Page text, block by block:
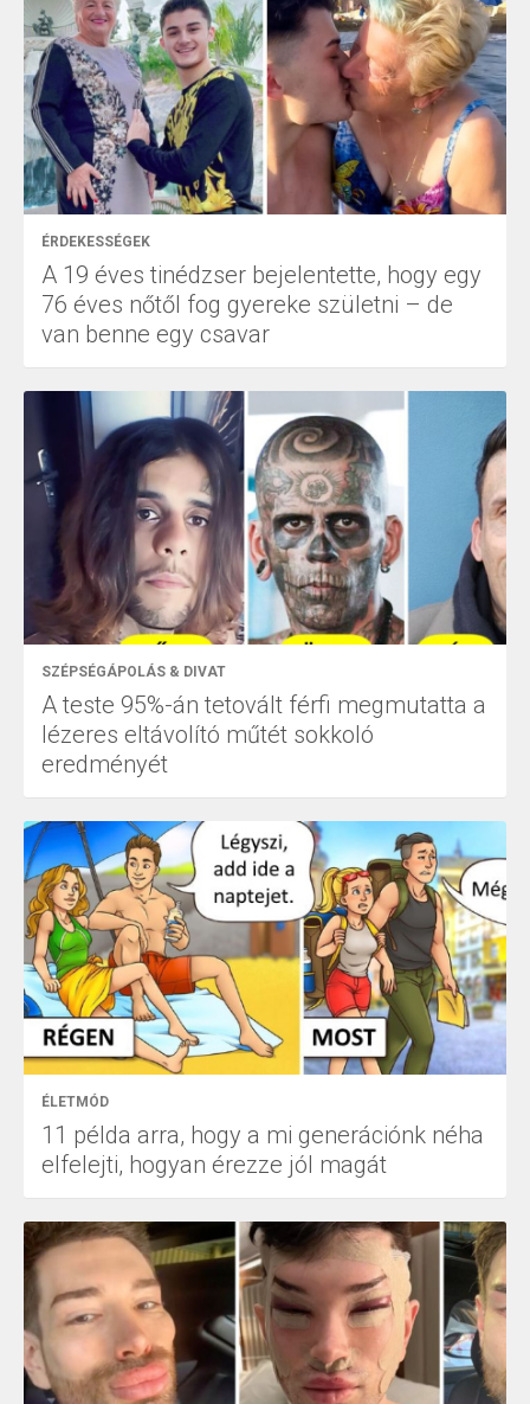
ÉRDEKESSÉGEK
A 19 éves tinédzser bejelentette, hogy egy
76 éves nőtől fog gyereke születni – de
van benne egy csavar
SZÉPSÉGÁPOLÁS & DIVAT
A teste 95%-án tetovált férfi megmutatta a
lézeres eltávolító műtét sokkoló
eredményét
ÉLETMÓD
11 példa arra, hogy a mi generációnk néha
elfelejti, hogyan érezze jól magát